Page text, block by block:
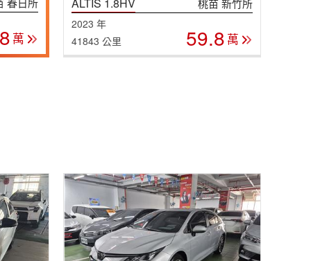
萬
2023 年
41843 公里
59.8 萬